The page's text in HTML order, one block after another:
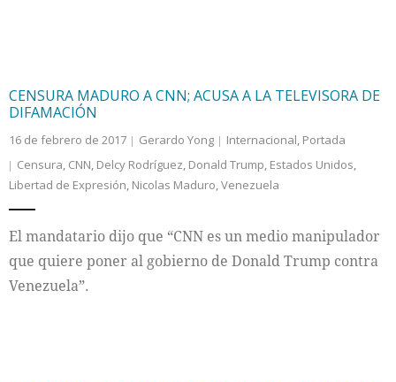
CENSURA MADURO A CNN; ACUSA A LA TELEVISORA DE
DIFAMACIÓN
16 de febrero de 2017 Gerardo Yong Internacional, Portada
Censura, CNN, Delcy Rodríguez, Donald Trump, Estados Unidos,
Libertad de Expresión, Nicolas Maduro,Venezuela
El mandatario dijo que “CNN es un medio manipulador
que quiere poner al gobierno de Donald Trump contra
Venezuela”.